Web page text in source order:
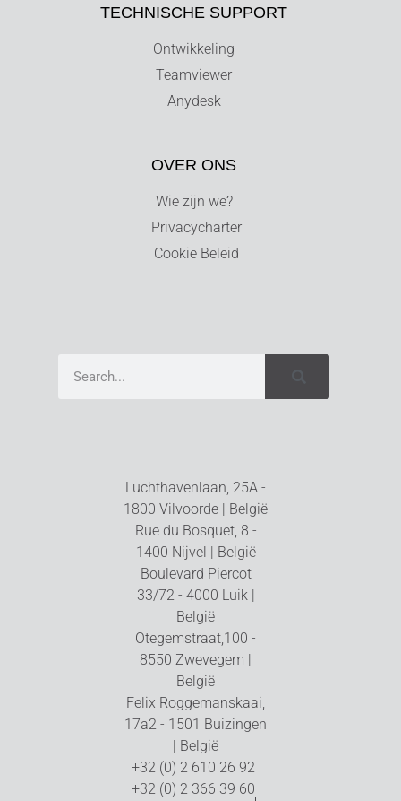
TECHNISCHE SUPPORT
Ontwikkeling
Teamviewer
Anydesk
OVER ONS
Wie zijn we?
Privacycharter
Cookie Beleid
Luchthavenlaan, 25A -
1800 Vilvoorde | België
Rue du Bosquet, 8 -
1400 Nijvel | België
Boulevard Piercot
33/72 - 4000 Luik |
België
Otegemstraat,100 -
8550 Zwevegem |
België
Felix Roggemanskaai,
17a2 - 1501 Buizingen
| België
+32 (0) 2 610 26 92
+32 (0) 2 366 39 60